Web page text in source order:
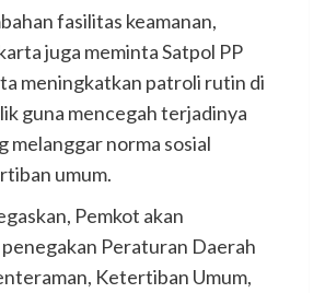
fasilitas keamanan,
juga meminta Satpol PP
meningkatkan patroli rutin di
guna mencegah terjadinya
melanggar norma sosial
umum.
Pemkot akan
Peraturan Daerah
Ketertiban Umum,